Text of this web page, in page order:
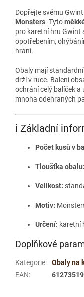
Dopřejte svému
Monsters. Tyto
pro karetní hru Gwint
opotřebením,
hraní.
Obaly mají
drží v ruce. Balení
ochrání celý balíček
mnoha odehraných
ℹ️ Základní
Počet kusů v
Tloušťka obalu:
Velikost:
Motiv:
Určení: karetní
Doplňkové
Kategorie:
Obaly na
EAN: